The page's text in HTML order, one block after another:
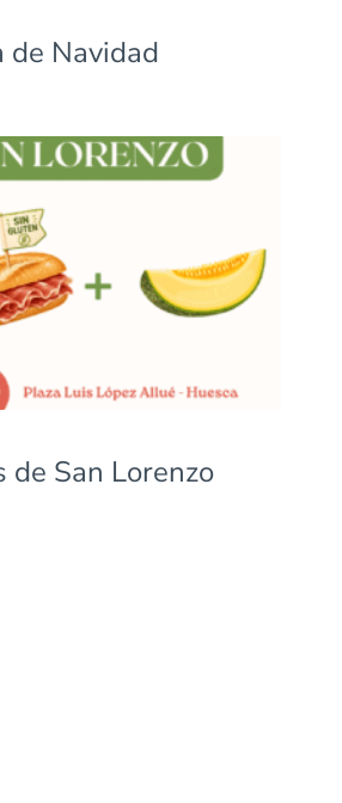
de Navidad
de San Lorenzo